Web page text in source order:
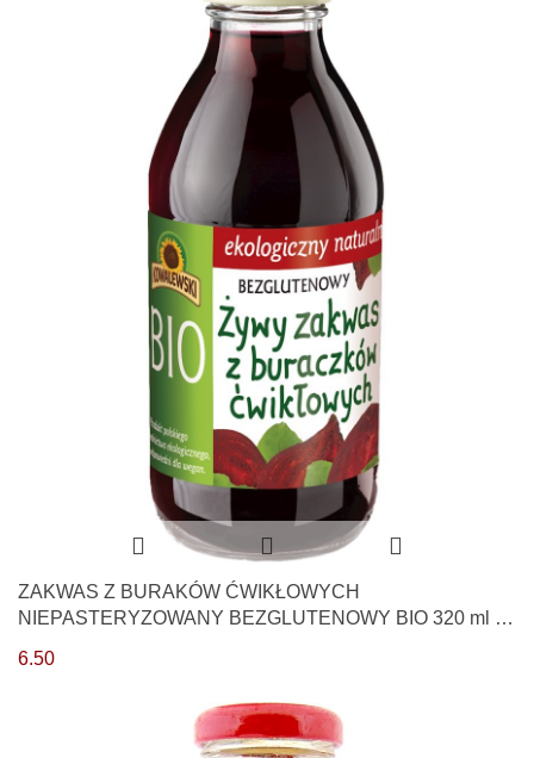
ZAKWAS Z BURAKÓW ĆWIKŁOWYCH
NIEPASTERYZOWANY BEZGLUTENOWY BIO 320 ml -
6.50